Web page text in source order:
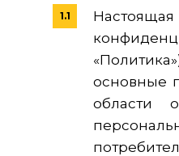
основные
области